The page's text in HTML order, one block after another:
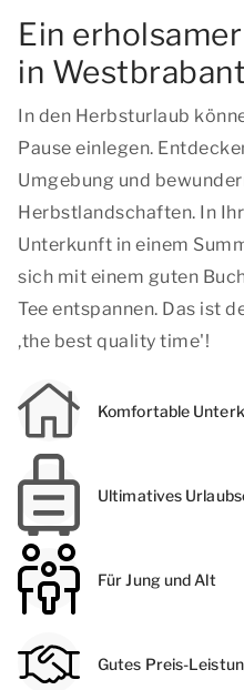
Ein
in Westbrabant
In den Herbsturlaub
Pause einlegen.
Umgebung und
Herbstlandschaften. In
Unterkunft in einem
sich mit einem guten
Tee entspannen. Das ist
,the best quality time'!
Komfortable
Ultimatives
Für Jung und Alt
Gutes Preis-